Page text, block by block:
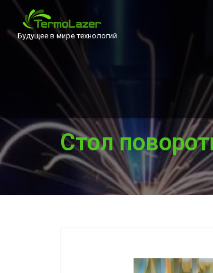
Будущее в мире технологий
Стол